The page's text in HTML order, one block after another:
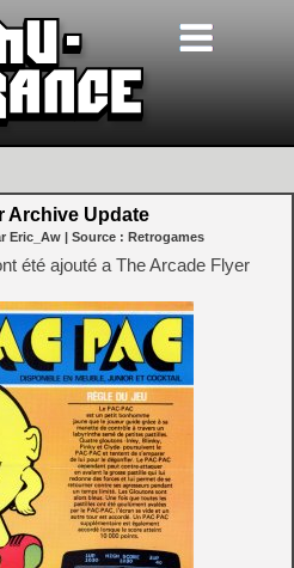
Archive Update
Eric_Aw | Source : Retrogames
été ajouté a The Arcade Flyer